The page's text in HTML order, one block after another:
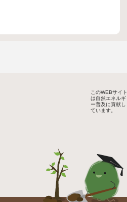
このWEBサイト
は自然エネルギ
ー普及に貢献し
ています。